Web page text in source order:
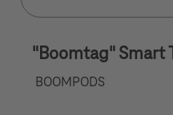
"Boomtag" Smart
BOOMPODS